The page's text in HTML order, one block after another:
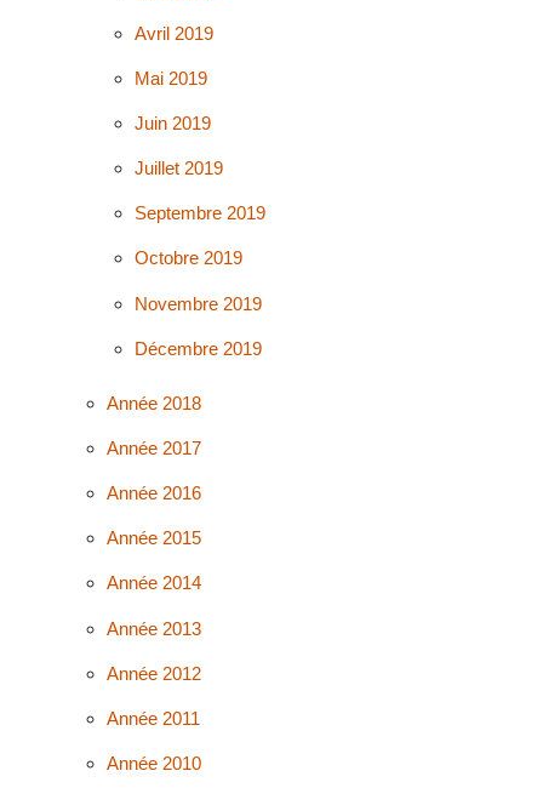
Avril 2019
Mai 2019
Juin 2019
Juillet 2019
Septembre 2019
Octobre 2019
Novembre 2019
Décembre 2019
Année 2018
Année 2017
Année 2016
Année 2015
Année 2014
Année 2013
Année 2012
Année 2011
Année 2010